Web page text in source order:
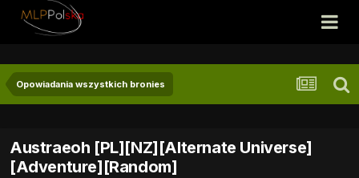
Opowiadania wszystkich bronies
Austraeoh [PL][NZ][Alternate Universe]
[Adventure][Random]